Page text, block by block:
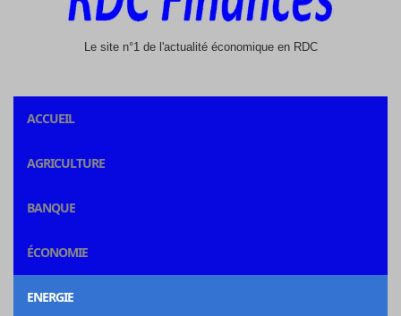
Le site n°1 de l'actualité économique en RDC
ACCUEIL
AGRICULTURE
BANQUE
ÉCONOMIE
ENERGIE